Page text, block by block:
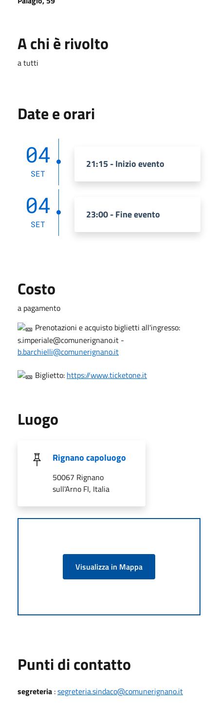
A chi è rivolto
a tutti
Date e orari
04
SET
21:15 - Inizio evento
04
SET
23:00 - Fine evento
Costo
a pagamento
Prenotazioni e acquisto biglietti all'ingresso:
s.imperiale@comunerignano.it -
b.barchielli@comunerignano.it
Biglietto: https://www.ticketone.it
Luogo
Rignano capoluogo
50067 Rignano
sull'Arno FI, Italia
Visualizza in Mappa
Punti di contatto
segreteria :segreteria.sindaco@comunerignano.it